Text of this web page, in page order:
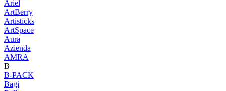
Ariel
ArtBerry
Artisticks
ArtSpace
Aura
Azienda
AМRA
B
B-PACK
Bagi